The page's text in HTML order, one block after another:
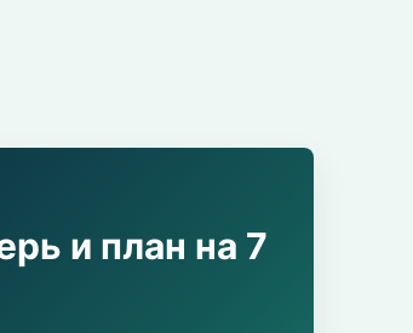
и план на 7